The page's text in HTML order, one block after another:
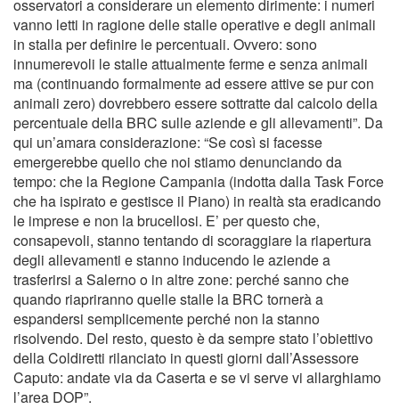
osservatori a considerare un elemento dirimente: i numeri
vanno letti in ragione delle stalle operative e degli animali
in stalla per definire le percentuali. Ovvero: sono
innumerevoli le stalle attualmente ferme e senza animali
ma (continuando formalmente ad essere attive se pur con
animali zero) dovrebbero essere sottratte dal calcolo della
percentuale della BRC sulle aziende e gli allevamenti”. Da
qui un’amara considerazione: “Se così si facesse
emergerebbe quello che noi stiamo denunciando da
tempo: che la Regione Campania (indotta dalla Task Force
che ha ispirato e gestisce il Piano) in realtà sta eradicando
le imprese e non la brucellosi. E’ per questo che,
consapevoli, stanno tentando di scoraggiare la riapertura
degli allevamenti e stanno inducendo le aziende a
trasferirsi a Salerno o in altre zone: perché sanno che
quando riapriranno quelle stalle la BRC tornerà a
espandersi semplicemente perché non la stanno
risolvendo. Del resto, questo è da sempre stato l’obiettivo
della Coldiretti rilanciato in questi giorni dall’Assessore
Caputo: andate via da Caserta e se vi serve vi allarghiamo
l’area DOP”.